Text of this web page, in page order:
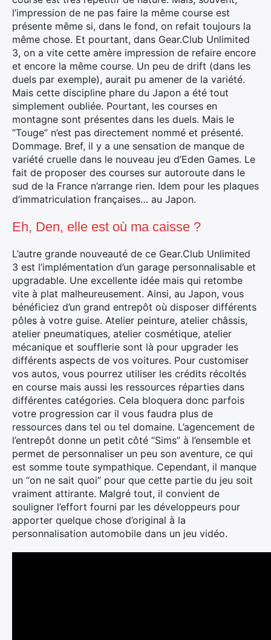
l’impression de ne pas faire la même course est
présente même si, dans le fond, on refait toujours la
même chose. Et pourtant, dans Gear.Club Unlimited
3, on a vite cette amère impression de refaire encore
et encore la même course. Un peu de drift (dans les
duels par exemple), aurait pu amener de la variété.
Mais cette discipline phare du Japon a été tout
simplement oubliée. Pourtant, les courses en
montagne sont présentes dans les duels. Mais le
“Touge” n’est pas directement nommé et présenté.
Dommage. Bref, il y a une sensation de manque de
variété cruelle dans le nouveau jeu d’Eden Games. Le
fait de proposer des courses sur autoroute dans le
sud de la France n’arrange rien. Idem pour les plaques
d’immatriculation françaises… au Japon.
Eh, Den, elle est où ma caisse ?
L’autre grande nouveauté de ce Gear.Club Unlimited
3 est l’implémentation d’un garage personnalisable et
upgradable. Une excellente idée mais qui retombe
vite à plat malheureusement. Ainsi, au Japon, vous
bénéficiez d’un grand entrepôt où disposer différents
pôles à votre guise. Atelier peinture, atelier châssis,
atelier pneumatiques, atelier cosmétique, atelier
mécanique et soufflerie sont là pour upgrader les
différents aspects de vos voitures. Pour customiser
vos autos, vous pourrez utiliser les crédits récoltés
en course mais aussi les ressources réparties dans
différentes catégories. Cela bloquera donc parfois
votre progression car il vous faudra plus de
ressources dans tel ou tel domaine. L’agencement de
l’entrepôt donne un petit côté “Sims” à l’ensemble et
permet de personnaliser un peu son aventure, ce qui
est somme toute sympathique. Cependant, il manque
un “on ne sait quoi” pour que cette partie du jeu soit
vraiment attirante. Malgré tout, il convient de
souligner l’effort fourni par les développeurs pour
apporter quelque chose d’original à la
personnalisation automobile dans un jeu vidéo.